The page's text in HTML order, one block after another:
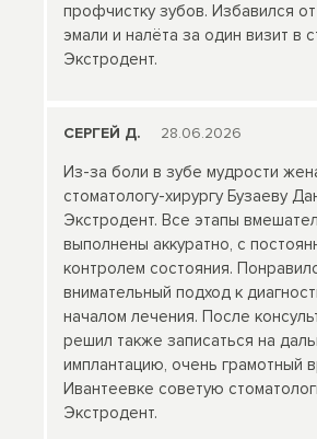
профчистку зубов. Избавился
эмали и налёта за один визит в
Экстродент.
СЕРГЕЙ Д. 28.06.2026
Из-за боли в зубе мудрости
стоматологу-хирургу Бузаеву
Экстродент. Все этапы
выполнены аккуратно, с
контролем состояния.
внимательный подход к
началом лечения. После
решил также записаться на
имплантацию, очень грамотный
Ивантеевке советую
Экстродент.